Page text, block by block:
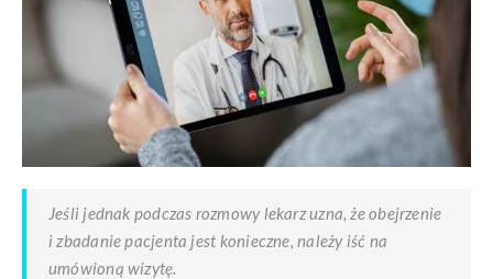
Jeśli jednak podczas rozmowy lekarz uzna, że obejrzenie
i zbadanie pacjenta jest konieczne, należy iść na
umówioną wizytę.